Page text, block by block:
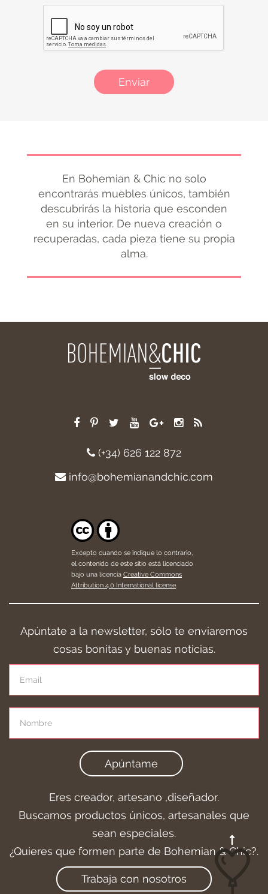
Enviar
En Bohemian & Chic no solo
encontrarás muebles únicos, también
descubrirás la historia que esconden
en su interior. De nueva creación o
recuperadas, cada pieza tiene su propia
alma.
(+34) 626 122 872
info@bohemianandchic.com
Excepto cuando se indique lo contrario,
el contenido de este sitio está licenciado
bajo una licencia Creative Commons
Attribution 4.0 International license.
Apúntate a la newsletter, sólo te enviaremos
cosas bonitas y buenas noticias.
Apúntame
Eres creador, artesano ,diseñador.
Buscamos productos únicos, artesanales que
sean especiales.
¿Quieres que formen parte de Bohemian & Chic?.
Trabaja con nosotros